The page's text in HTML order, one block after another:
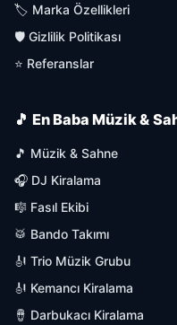
🏷️ Marka Özellikleri
🛡️ Gizlilik Politikası
⭐ Referanslar
🎵 En Baba Müzik &
🎵 Müzik & Sahne
🎧 DJ Kiralama
🎼 Fasıl Ekibi
🥁 Bando Takımı
🎻 Trio Müzik Grubu
🎻 Kemancı Kiralama
🪘 Darbukacı Kiralama